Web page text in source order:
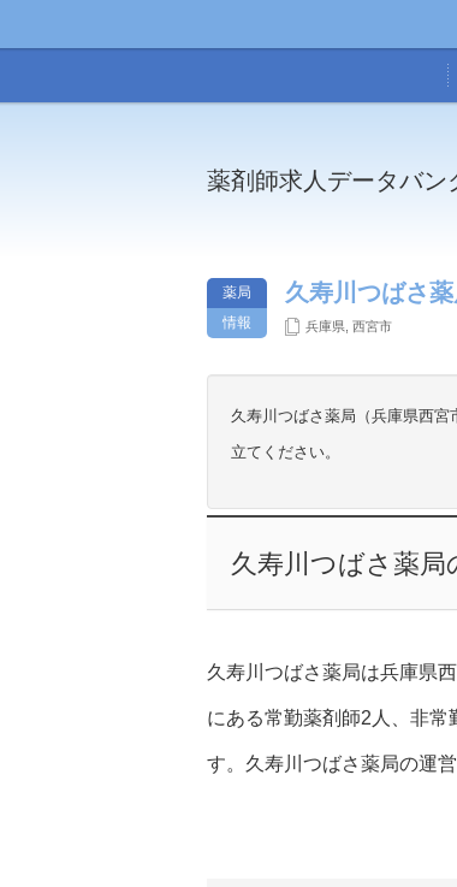
薬剤師求人データバン
薬局
情報
久寿川つばさ
兵庫県 西宮市
久寿川つばさ薬局（兵庫県西
立てください。
久寿川つばさ薬局
久寿川つばさ薬局は兵庫県
にある常勤薬剤師2人、非
す。久寿川つばさ薬局の運